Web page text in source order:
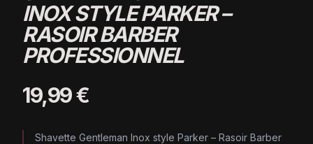
INOX STYLE PARKER –
RASOIR BARBER
PROFESSIONNEL
19,99 €
Shavette Gentleman Inox style Parker – Rasoir Barber